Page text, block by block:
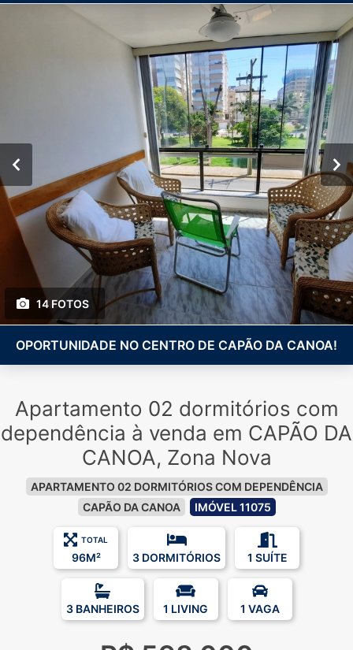
14 FOTOS
OPORTUNIDADE NO CENTRO DE CAPÃO DA CANOA!
Apartamento 02 dormitórios com
dependência à venda em CAPÃO DA
CANOA, Zona Nova
APARTAMENTO 02 DORMITÓRIOS COM DEPENDÊNCIA
CAPÃO DA CANOA
IMÓVEL 11075
TOTAL
96M² 3 DORMITÓRIOS 1 SUÍTE
3 BANHEIROS 1 LIVING 1 VAGA